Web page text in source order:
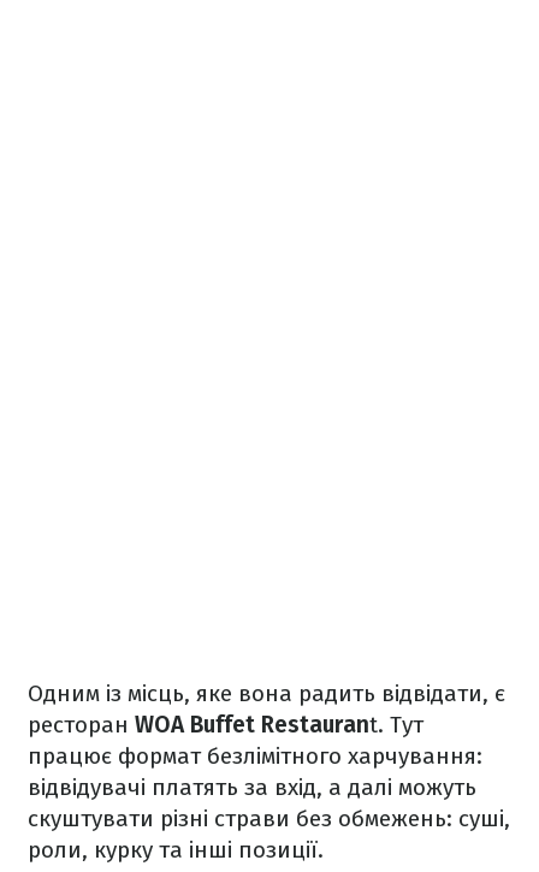
Одним із місць, яке вона радить відвідати, є
ресторан WOA Buffet Restaurant. Тут
працює формат безлімітного харчування:
відвідувачі платять за вхід, а далі можуть
скуштувати різні страви без обмежень: суші,
роли, курку та інші позиції.